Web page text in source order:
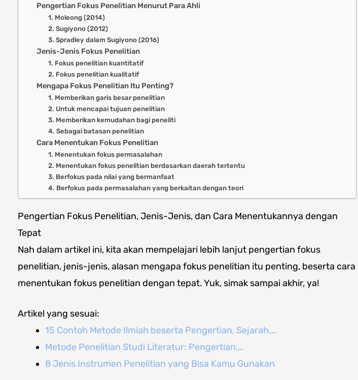
Pengertian Fokus Penelitian Menurut Para Ahli
1. Moleong (2014)
2. Sugiyono (2012)
3. Spradley dalam Sugiyono (2016)
Jenis-Jenis Fokus Penelitian
1. Fokus penelitian kuantitatif
2. Fokus penelitian kualitatif
Mengapa Fokus Penelitian Itu Penting?
1. Memberikan garis besar penelitian
2. Untuk mencapai tujuan penelitian
3. Memberikan kemudahan bagi peneliti
4. Sebagai batasan penelitian
Cara Menentukan Fokus Penelitian
1. Menentukan fokus permasalahan
2. Menentukan fokus penelitian berdasarkan daerah tertentu
3. Berfokus pada nilai yang bermanfaat
4. Berfokus pada permasalahan yang berkaitan dengan teori
Pengertian Fokus Penelitian, Jenis-Jenis, dan Cara Menentukannya dengan
Tepat
Nah dalam artikel ini, kita akan mempelajari lebih lanjut pengertian fokus
penelitian, jenis-jenis, alasan mengapa fokus penelitian itu penting, beserta cara
menentukan fokus penelitian dengan tepat. Yuk, simak sampai akhir, ya!
Artikel yang sesuai:
15 Contoh Metode Ilmiah beserta Pengertian, Sejarah,…
Metode Penelitian Studi Literatur: Pengertian,…
8 Jenis Instrumen Penelitian yang Bisa Kamu Gunakan